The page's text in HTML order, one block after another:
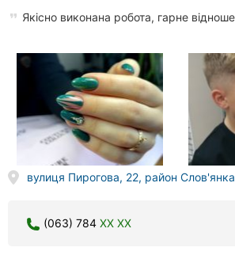
Якісно виконана робота, гарне
вулиця Пирогова, 22, район Слов'янка
(063) 784 XX XX